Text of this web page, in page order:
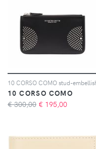
10 CORSO COMO
€ 300,00 € 195,00